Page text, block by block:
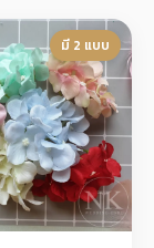
มี 2 แบบ